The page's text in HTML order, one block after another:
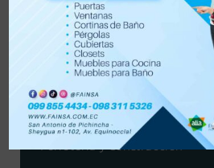
Tienda
Accesorios para vehículo y
Accesorios de hogar
Electrónica
Ferretería y Construcción